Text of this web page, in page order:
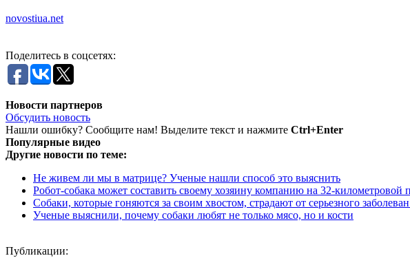
novostiua.net
Поделитесь в соцсетях:
Новости партнеров
Обсудить новость
Нашли ошибку? Сообщите нам! Выделите текст и нажмите Ctrl+Enter
Популярные видео
Другие новости по теме:
Не живем ли мы в матрице? Ученые нашли способ это выяснить
Робот-собака может составить своему хозяину компанию на 32-километровой
Собаки, которые гоняются за своим хвостом, страдают от серьезного
Ученые выяснили, почему собаки любят не только мясо, но и кости
Публикации: